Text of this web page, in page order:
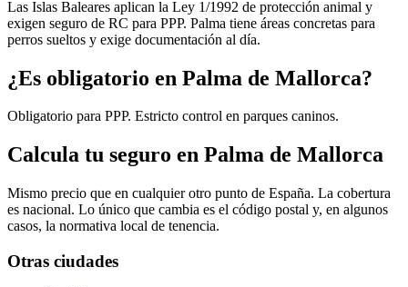
Las Islas Baleares aplican la Ley 1/1992 de protección animal y
exigen seguro de RC para PPP. Palma tiene áreas concretas para
perros sueltos y exige documentación al día.
¿Es obligatorio en Palma de Mallorca?
Obligatorio para PPP. Estricto control en parques caninos.
Calcula tu seguro en Palma de Mallorca
Mismo precio que en cualquier otro punto de España. La cobertura
es nacional. Lo único que cambia es el código postal y, en algunos
casos, la normativa local de tenencia.
Otras ciudades